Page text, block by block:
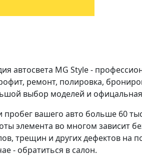
автосвета MG Style -
ремонт, полировка,
выбор моделей и офицальная
пробег вашего авто больше 60
элемента во многом зависит
трещин и других дефектов на
- обратиться в салон.